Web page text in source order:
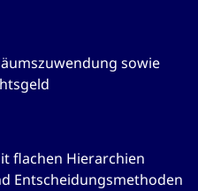
sowie
flachen Hierarchien
Entscheidungsmethoden